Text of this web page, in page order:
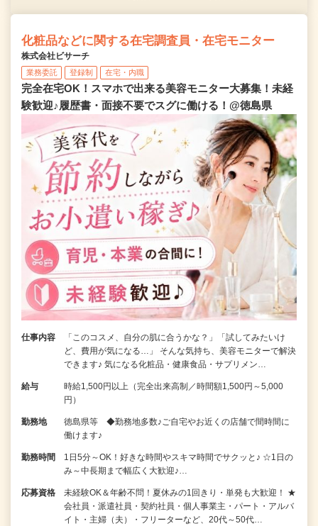
化粧品などに関する在宅調査員・在宅モニター
株式会社ビサーチ
業務委託 登録制 在宅・内職
完全在宅OK！スマホで出来る美容モニター大募集！未経
験歓迎♪履歴書・面接不要でスグに働ける！@徳島県
仕事内容
「このコスメ、自分の肌に合うかな？」「試してみたいけ
ど、費用が気になる…」 そんな気持ち、美容モニターで解決
できます♪ 気になる化粧品・健康食品・サプリメン…
給与
時給1,500円以上（完全出来高制／時間額1,500円～5,000
円）
勤務地
徳島県等 ◆勤務地多数♪ご自宅やお近くの店舗で間時間に
働けます♪
勤務時間
1日5分～OK！好きな時間やスキマ時間でサクッと♪ ☆1日の
み～中長期まで幅広く大歓迎♪…
応募資格
未経験OK＆年齢不問！夏休みの1回きり・単発も大歓迎！ ★
会社員・派遣社員・契約社員・個人事業主・パート・アルバ
イト・主婦（夫）・フリーターなど、20代～50代…